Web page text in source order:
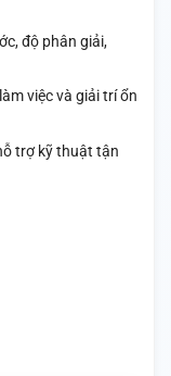
độ phân giải,
việc và giải trí ổn
trợ kỹ thuật tận